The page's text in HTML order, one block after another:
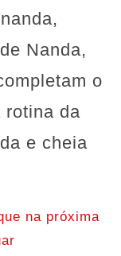
Nanda,
o
rotina da
e cheia
na próxima